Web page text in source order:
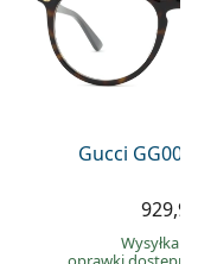
Gucci
Wysyłka